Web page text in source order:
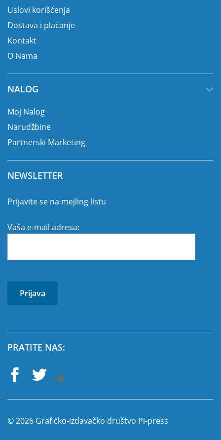
Uslovi korišćenja
Dostava i plaćanje
Kontakt
O Nama
NALOG
Moj Nalog
Narudžbine
Partnerski Marketing
NEWSLETTER
Prijavite se na mejling listu
Vaša e-mail adresa:
PRATITE NAS:
© 2026 Grafičko-izdavačko društvo Pi-press